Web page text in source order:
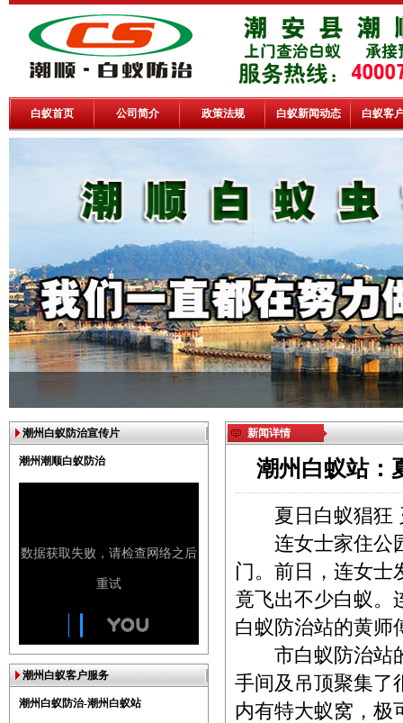
白蚁首页 公司简介 政策法规 白蚁新闻动态 白蚁客
潮州白蚁防治宣传片
潮州潮顺白蚁防治
潮州白蚁客户服务
潮州白蚁防治-潮州白蚁站
新闻详情
潮州白蚁站：
夏日白蚁猖狂
连女士家住公园
门。前日，连女士
竟飞出不少白蚁。
白蚁防治站的黄师
市白蚁防治站的
手间及吊顶聚集了
内有特大蚁窝，极